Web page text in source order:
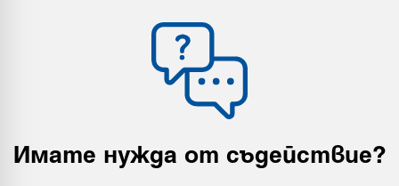
Имате нужда от съдействие?